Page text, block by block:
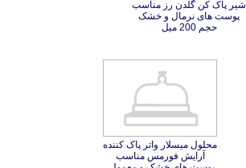
شیر پاک کن گلدن رز مناسب
پوست های نرمال و خشک
حجم 200 میل
محلول میسلار واتر پاک کننده
آرایش فورمس مناسب
پوست های خشک و معمولی